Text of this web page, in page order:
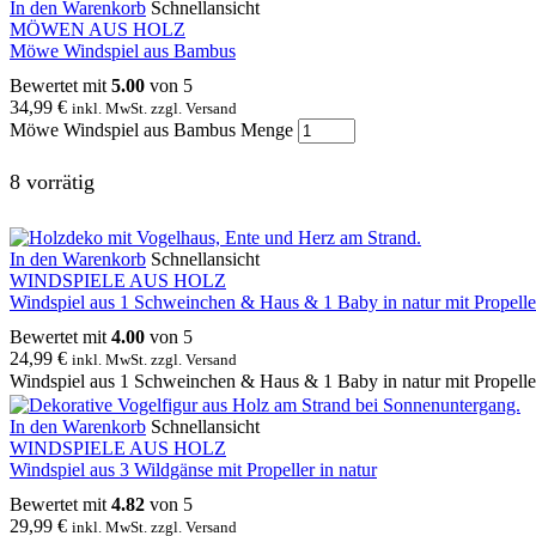
In den Warenkorb Schnellansicht
MÖWEN AUS HOLZ
Möwe Windspiel aus Bambus
Bewertet mit 5.00 von 5
34,99 € inkl. MwSt. zzgl. Versand
Möwe Windspiel aus Bambus Menge
8 vorrätig
In den Warenkorb Schnellansicht
WINDSPIELE AUS HOLZ
Windspiel aus 1 Schweinchen & Haus & 1 Baby in natur mit
Bewertet mit 4.00 von 5
24,99 € inkl. MwSt. zzgl. Versand
Windspiel aus 1 Schweinchen & Haus & 1 Baby in natur mit
In den Warenkorb Schnellansicht
WINDSPIELE AUS HOLZ
Windspiel aus 3 Wildgänse mit Propeller in natur
Bewertet mit 4.82 von 5
29,99 € inkl. MwSt. zzgl. Versand